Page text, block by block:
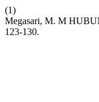
(1)
Megasari, M. M
123-130.